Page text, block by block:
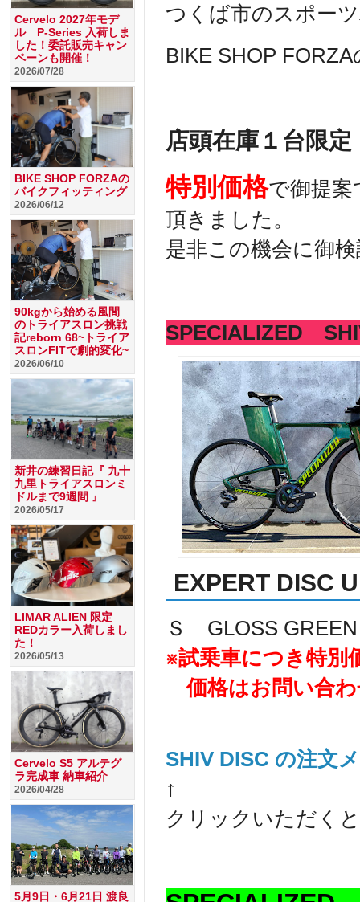
つくば市のスポー
BIKE SHOP
店頭在庫１台限定
特別価格で御提
頂きました。
是非この機会に御
SPECIALIZED
EXPERT DISC
Ｓ GLOSS
※試乗車につき特別
価格はお問い合
SHIV DISC の注文
↑
クリックいただく
Cervelo 2027年モデ
ル P-Series 入荷しま
した！委託販売キャン
ペーンも開催！
2026/07/28
BIKE SHOP FORZAの
バイクフィッティング
2026/06/12
90kgから始める風間
のトライアスロン挑戦
記reborn 68~トライア
スロンFITで劇的変化~
2026/06/10
新井の練習日記『 九十
九里トライアスロンミ
ドルまで9週間 』
2026/05/17
LIMAR ALIEN 限定
REDカラー入荷しまし
た！
2026/05/13
Cervelo S5 アルテグ
ラ完成車 納車紹介
2026/04/28
5月9日・6月21日 渡良